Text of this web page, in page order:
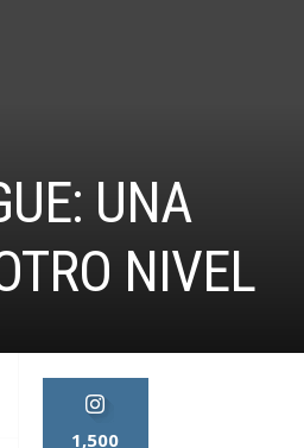
UNA
NIVEL
1,500